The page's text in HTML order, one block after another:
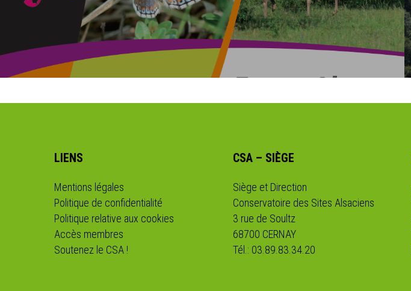
LIENS
Mentions légales
Politique de confidentialité
Politique relative aux cookies
Accès membres
Soutenez le CSA !
CSA – SIÈGE
Siège et Direction
Conservatoire des Sites Alsaciens
3 rue de Soultz
68700 CERNAY
Tél.: 03.89.83.34.20